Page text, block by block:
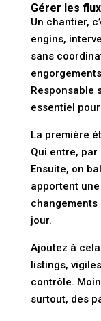
Gérer les
Un chantier,
engins,
sans
Responsable
essentiel
La première
Qui entre,
Ensuite, on
apportent
changements
jour.
Ajoutez à
listings,
contrôle.
surtout, des